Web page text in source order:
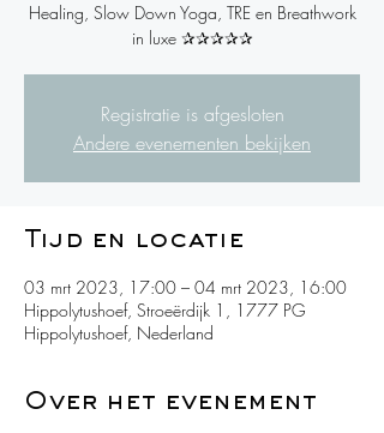
Healing, Slow Down Yoga, TRE en Breathwork
in luxe ✰✰✰✰✰
Registratie is afgesloten
Andere evenementen bekijken
Tijd en locatie
03 mrt 2023, 17:00 – 04 mrt 2023, 16:00
Hippolytushoef, Stroeërdijk 1, 1777 PG
Hippolytushoef, Nederland
Over het evenement